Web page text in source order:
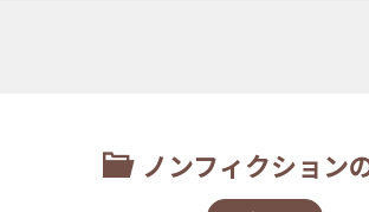
ノンフィクション